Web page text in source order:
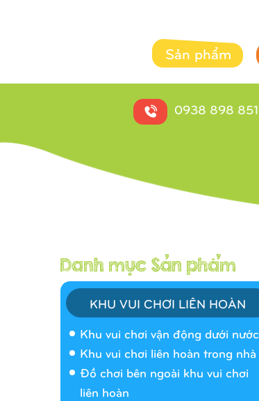
Sản phẩm
0938 898 851
KHU VUI CHƠI LIÊN HOÀN
Khu vui chơi vận động dưới nước
Khu vui chơi liên hoàn trong nhà
Đồ chơi bên ngoài khu vui chơi
liên hoàn